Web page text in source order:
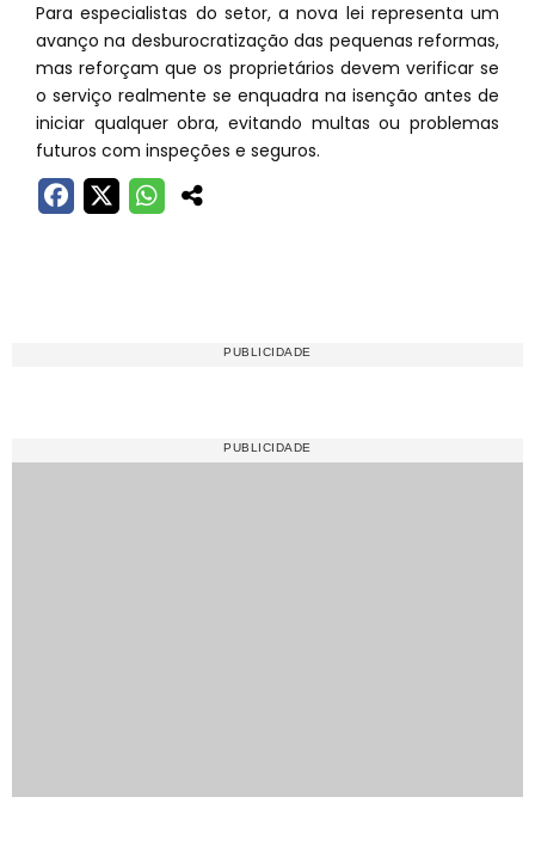
Para especialistas do setor, a nova lei representa um
avanço na desburocratização das pequenas reformas,
mas reforçam que os proprietários devem verificar se
o serviço realmente se enquadra na isenção antes de
iniciar qualquer obra, evitando multas ou problemas
futuros com inspeções e seguros.